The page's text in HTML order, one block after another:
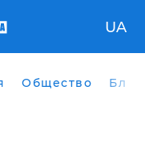
UA
Общество